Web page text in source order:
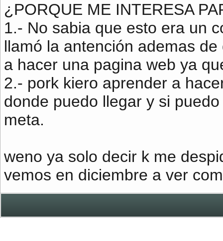
¿PORQUE ME INTERESA
1.- No sabia que esto era un
llamó la antención ademas
a hacer una pagina web ya
2.- pork kiero aprender a
donde puedo llegar y si
meta.
weno ya solo decir k me
vemos en diciembre a ver